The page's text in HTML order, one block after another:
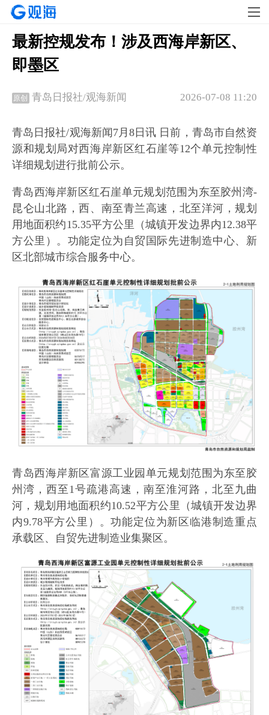
最新控规发布！涉及西海岸新区、
即墨区
原创 2026-07-08 11:20
青岛日报社/观海新闻
青岛日报社/观海新闻7月8日讯 日前，青岛市自然资
源和规划局对西海岸新区红石崖等12个单元控制性
详细规划进行批前公示。
青岛西海岸新区红石崖单元规划范围为东至胶州湾-
昆仑山北路，西、南至青兰高速，北至洋河，规划
用地面积约15.35平方公里（城镇开发边界内12.38平
方公里）。功能定位为自贸国际先进制造中心、新
区北部城市综合服务中心。
青岛西海岸新区富源工业园单元规划范围为东至胶
州湾，西至1号疏港高速，南至淮河路，北至九曲
河，规划用地面积约10.52平方公里（城镇开发边界
内9.78平方公里）。功能定位为新区临港制造重点
承载区、自贸先进制造业集聚区。